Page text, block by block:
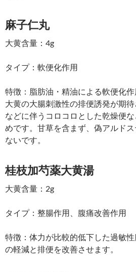
麻子仁丸
大黄含量：4g
タイプ：軟便化作用
特徴：脂肪油・精油による軟便化
大黄の大腸刺激性の排便誘発が期
などに伴うコロコロとした乾燥便
めです。甘草を含まず、偽アルド
ないです。
桂枝加芍薬大黄湯
大黄含量：2g
タイプ：整腸作用、腹痛改善作用
特徴：体力が比較的低下した過敏
の軽減と排便を改善させます。